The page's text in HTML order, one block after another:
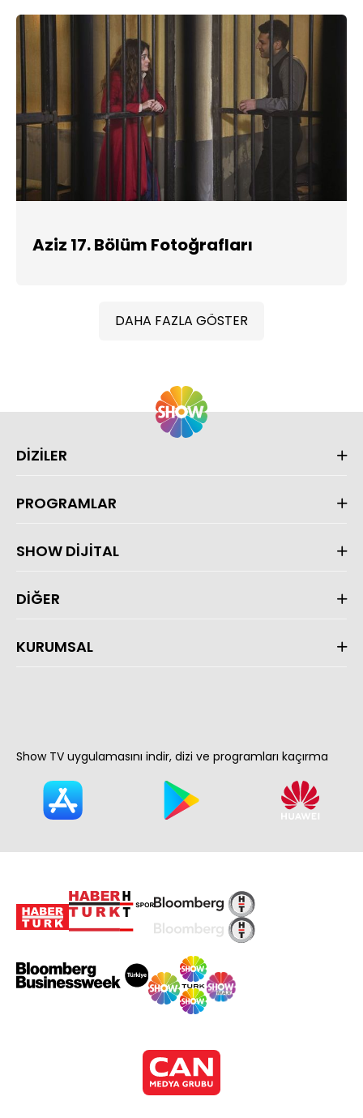
Aziz 17. Bölüm Fotoğrafları
DAHA FAZLA GÖSTER
DİZİLER
PROGRAMLAR
SHOW DİJİTAL
DİĞER
KURUMSAL
Show TV uygulamasını indir, dizi ve programları kaçırma